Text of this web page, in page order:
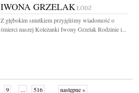
IWONA GRZELAK ŁÓDŹ
Z głębokim smutkiem przyjęliśmy wiadomość o
śmierci naszej Koleżanki Iwony Grzelak Rodzinie i...
9 ... 516 następne »